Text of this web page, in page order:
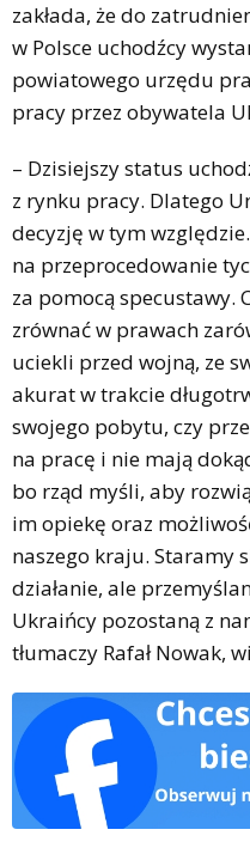
zakłada, że do
w Polsce uchodźcy
powiatowego urzędu
pracy przez obywatela
– Dzisiejszy status
z rynku pracy. Dlatego
decyzję w tym
na przeprocedowanie
za pomocą specustawy.
zrównać w prawach
uciekli przed wojną, ze
akurat w trakcie
swojego pobytu, czy
na pracę i nie mają
bo rząd myśli, aby
im opiekę oraz
naszego kraju. Staramy
działanie, ale
Ukraińcy pozostaną z
tłumaczy Rafał Nowak,